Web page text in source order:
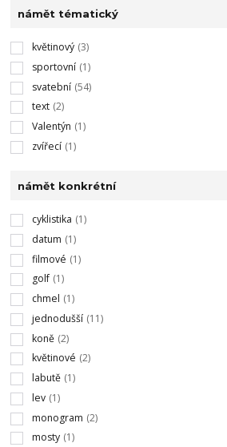
námět tématický
květinový (3)
sportovní (1)
svatební (54)
text (2)
Valentýn (1)
zvířecí (1)
námět konkrétní
cyklistika (1)
datum (1)
filmové (1)
golf (1)
chmel (1)
jednodušší (11)
koně (2)
květinové (2)
labutě (1)
lev (1)
monogram (2)
mosty (1)